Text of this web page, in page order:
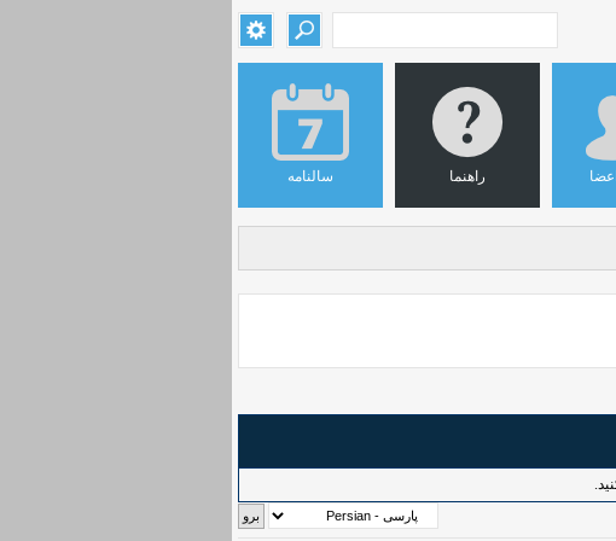
سالنامه راهنما